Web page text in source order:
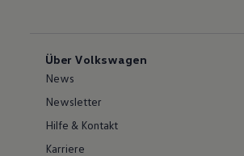
Über Volkswagen
News
Newsletter
Hilfe & Kontakt
Karriere